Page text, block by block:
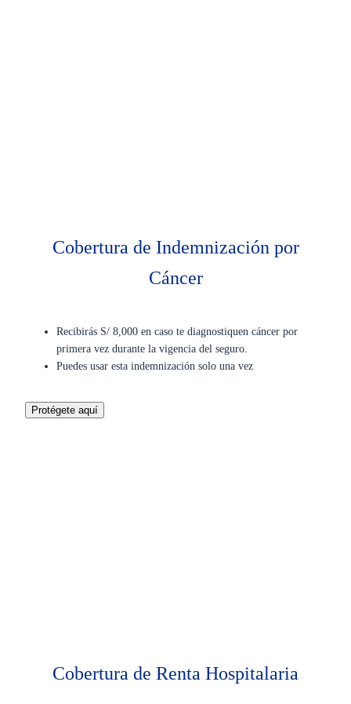
Cobertura de Indemnización por
Cáncer
Recibirás S/ 8,000 en caso te diagnostiquen cáncer por
primera vez durante la vigencia del seguro.
Puedes usar esta indemnización solo una vez
Protégete aquí
Cobertura de Renta Hospitalaria